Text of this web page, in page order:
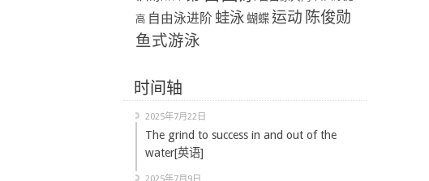
高 自由泳进阶 蛙泳蝴蝶运动 陈俊勋
鱼式游泳
时间轴
2025年7月22日
The grind to success in and out of the
water[英语]